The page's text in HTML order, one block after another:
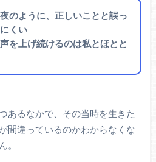
のように、正しいことと誤っ
くい
を上げ続けるのは私とほとと
あるなかで、その当時を生きた
間違っているのかわからなくな
。